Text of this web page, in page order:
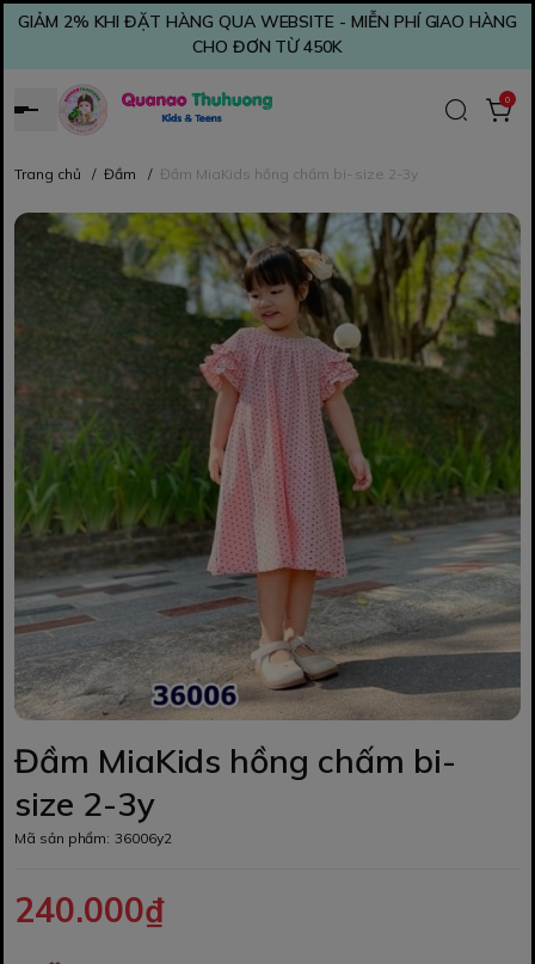
GIẢM 2% KHI ĐẶT HÀNG QUA WEBSITE - MIỄN PHÍ GIAO HÀNG
CHO ĐƠN TỪ 450K
0
Trang chủ / Đầm / Đầm MiaKids hồng chấm bi- size 2-3y
Đầm MiaKids hồng chấm bi-
size 2-3y
Mã sản phẩm: 36006y2
240.000₫